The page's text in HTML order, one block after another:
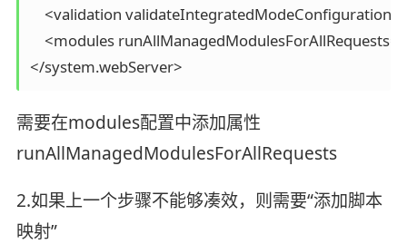
<validation
<modules
</system.webServer>
需要在modules配置中添加属性
runAllManagedModulesForAllRequests
2.如果上一个步骤不能够凑效，则需要“添加脚本
映射”